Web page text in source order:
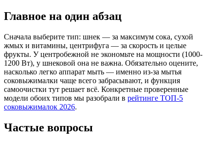
Главное на один абзац
Сначала выберите тип: шнек — за максимум сока, сухой
жмых и витамины, центрифуга — за скорость и целые
фрукты. У центробежной не экономьте на мощности (1000-
1200 Вт), у шнековой она не важна. Обязательно оцените,
насколько легко аппарат мыть — именно из-за мытья
соковыжималки чаще всего забрасывают, и функция
самоочистки тут решает всё. Конкретные проверенные
модели обоих типов мы разобрали в рейтинге ТОП-5
соковыжималок 2026.
Частые вопросы